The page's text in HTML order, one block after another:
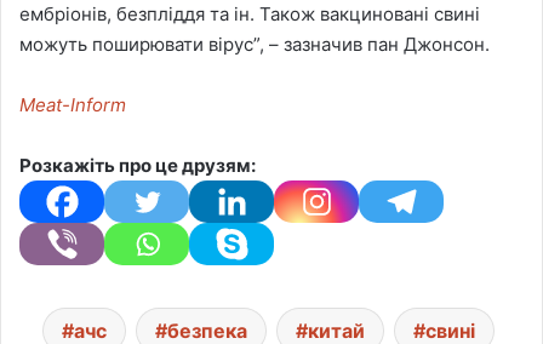
ембріонів, безпліддя та ін. Також вакциновані свині
можуть поширювати вірус”, – зазначив пан Джонсон.
Meat-Inform
Розкажіть про це друзям:
ачс безпека китай свині